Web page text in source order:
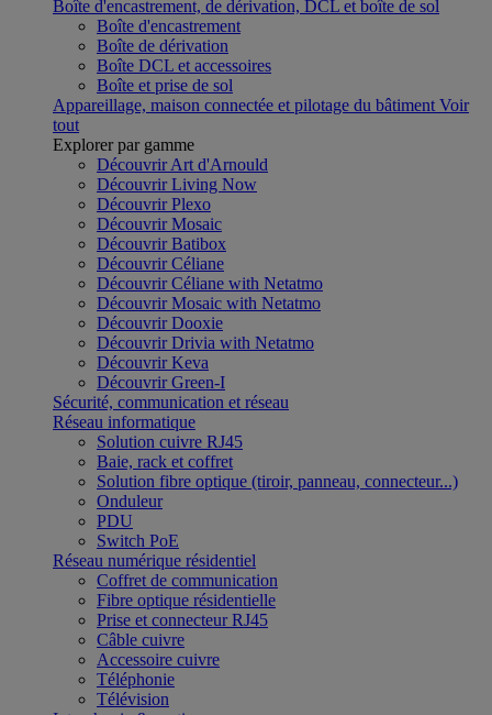
Boîte d'encastrement, de dérivation, DCL et boîte de sol
Boîte d'encastrement
Boîte de dérivation
Boîte DCL et accessoires
Boîte et prise de sol
Appareillage, maison connectée et pilotage du bâtiment Voir
tout
Explorer par gamme
Découvrir Art d'Arnould
Découvrir Living Now
Découvrir Plexo
Découvrir Mosaic
Découvrir Batibox
Découvrir Céliane
Découvrir Céliane with Netatmo
Découvrir Mosaic with Netatmo
Découvrir Dooxie
Découvrir Drivia with Netatmo
Découvrir Keva
Découvrir Green-I
Sécurité, communication et réseau
Réseau informatique
Solution cuivre RJ45
Baie, rack et coffret
Solution fibre optique (tiroir, panneau, connecteur...)
Onduleur
PDU
Switch PoE
Réseau numérique résidentiel
Coffret de communication
Fibre optique résidentielle
Prise et connecteur RJ45
Câble cuivre
Accessoire cuivre
Téléphonie
Télévision